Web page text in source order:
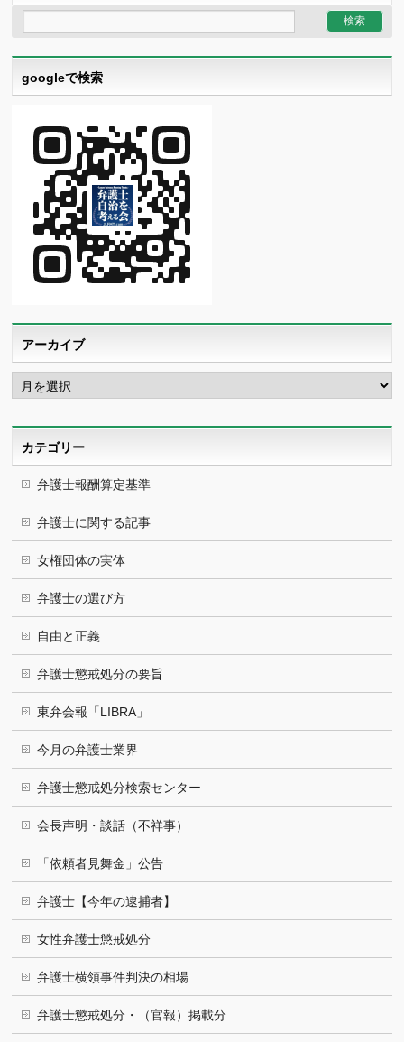
googleで検索
アーカイブ
ア
ー
カ
カテゴリー
弁護士報酬算定基準
弁護士に関する記事
女権団体の実体
弁護士の選び方
自由と正義
弁護士懲戒処分の要旨
東弁会報「LIBRA」
今月の弁護士業界
弁護士懲戒処分検索センター
会長声明・談話（不祥事）
「依頼者見舞金」公告
弁護士【今年の逮捕者】
女性弁護士懲戒処分
弁護士横領事件判決の相場
弁護士懲戒処分・（官報）掲載分